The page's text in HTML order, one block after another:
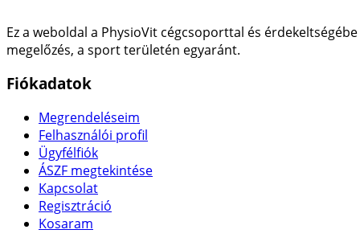
Ez a weboldal a PhysioVit cégcsoporttal és
megelőzés, a sport területén egyaránt.
Fiókadatok
Megrendeléseim
Felhasználói profil
Ügyfélfiók
ÁSZF megtekintése
Kapcsolat
Regisztráció
Kosaram